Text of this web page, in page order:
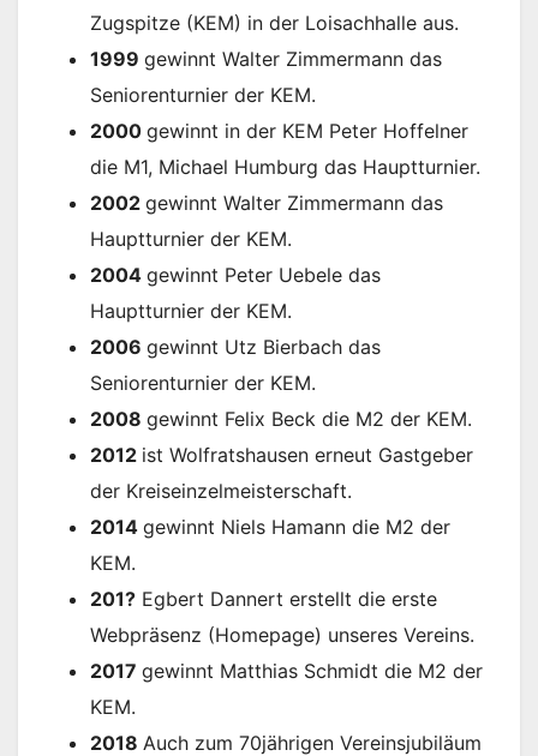
Zugspitze (KEM) in der Loisachhalle aus.
1999 gewinnt Walter Zimmermann das
Seniorenturnier der KEM.
2000 gewinnt in der KEM Peter Hoffelner
die M1, Michael Humburg das Hauptturnier.
2002 gewinnt Walter Zimmermann das
Hauptturnier der KEM.
2004 gewinnt Peter Uebele das
Hauptturnier der KEM.
2006 gewinnt Utz Bierbach das
Seniorenturnier der KEM.
2008 gewinnt Felix Beck die M2 der KEM.
2012 ist Wolfratshausen erneut Gastgeber
der Kreiseinzelmeisterschaft.
2014 gewinnt Niels Hamann die M2 der
KEM.
201? Egbert Dannert erstellt die erste
Webpräsenz (Homepage) unseres Vereins.
2017 gewinnt Matthias Schmidt die M2 der
KEM.
2018 Auch zum 70jährigen Vereinsjubiläum